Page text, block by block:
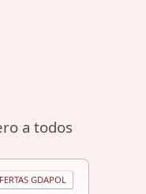
a todos
GDAPOL